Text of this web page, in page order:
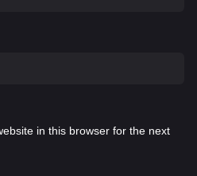
in this browser for the next